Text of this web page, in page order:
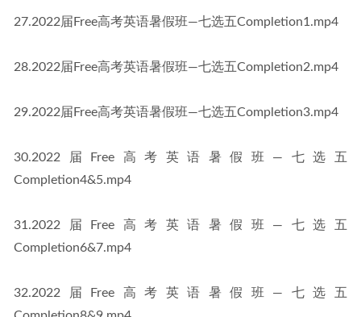
27.2022届Free高考英语暑假班—七选五Completion1.mp4
28.2022届Free高考英语暑假班—七选五Completion2.mp4
29.2022届Free高考英语暑假班—七选五Completion3.mp4
30.2022届Free高考英语暑假班—七选五
Completion4&5.mp4
31.2022届Free高考英语暑假班—七选五
Completion6&7.mp4
32.2022届Free高考英语暑假班—七选五